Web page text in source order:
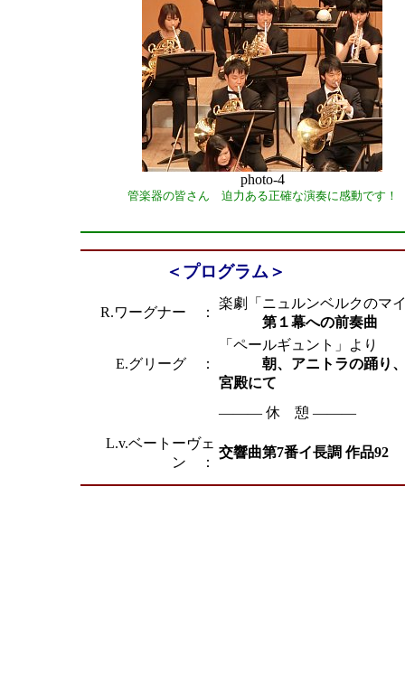
photo-4
管楽器の皆さん 迫力ある正確な演奏に感動です！
＜プログラム＞
R.ワーグナー ：
楽劇「ニュルンベルクのマ
第１幕への前奏曲
E.グリーグ ：
「ペールギュント」より
朝、アニトラの踊り、
宮殿にて
――― 休 憩 ―――
L.v.ベートーヴェ
ン ：
交響曲第7番イ長調 作品92